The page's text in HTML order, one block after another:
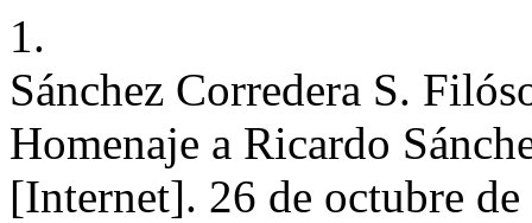
1.
Sánchez Corredera S.
Homenaje a Ricardo
[Internet]. 26 de octubre